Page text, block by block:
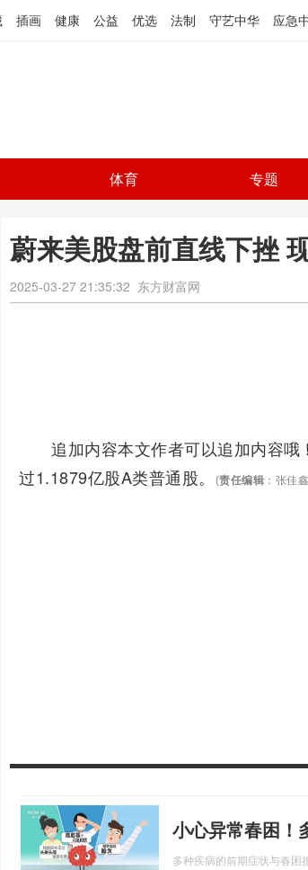
插画 健康 公益 优选 法制 守艺中华 应急
体育 专题
蔚来美股盘前直线下挫
2025-03-27 21:35:32 东方财富网
追加内容本文作者可以追加内容
过1.1879亿股A类普通股。
(责任编辑 ：张佳
小心异常春困！
多种疾病的前期症状与春困